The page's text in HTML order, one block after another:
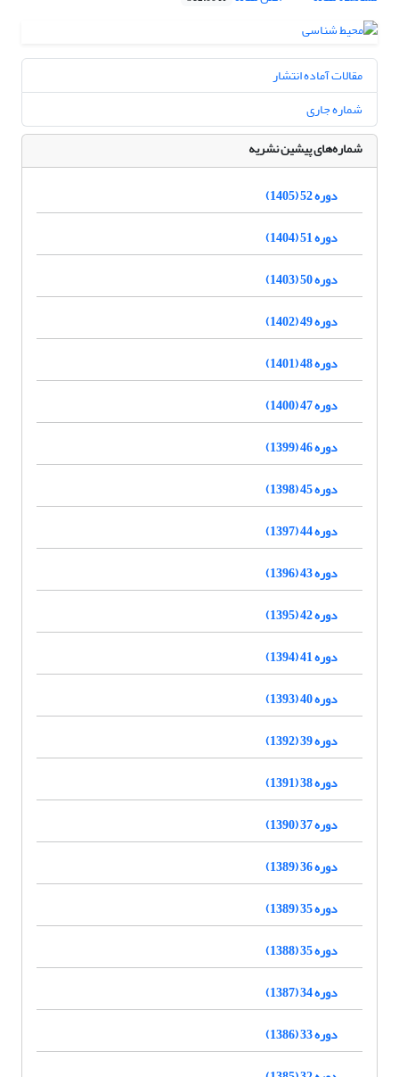
مقالات آماده انتشار
شماره جاری
شماره‌های پیشین نشریه
دوره 52 (1405)
دوره 51 (1404)
دوره 50 (1403)
دوره 49 (1402)
دوره 48 (1401)
دوره 47 (1400)
دوره 46 (1399)
دوره 45 (1398)
دوره 44 (1397)
دوره 43 (1396)
دوره 42 (1395)
دوره 41 (1394)
دوره 40 (1393)
دوره 39 (1392)
دوره 38 (1391)
دوره 37 (1390)
دوره 36 (1389)
دوره 35 (1389)
دوره 35 (1388)
دوره 34 (1387)
دوره 33 (1386)